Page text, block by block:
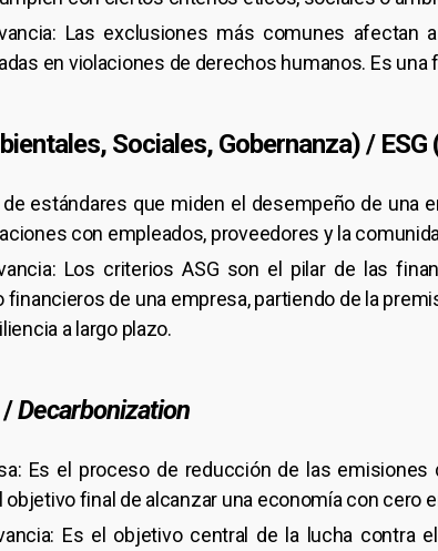
Las exclusiones más comunes
en violaciones de derechos humanos. Es
Sociales, Gobernanza) /
estándares que miden el desempeño de una
con empleados, proveedores y la
Los criterios ASG son el pilar de las
financieros de una empresa, partiendo de la
a largo plazo.
/Decarbonization
Es el proceso de reducción de las
objetivo final de alcanzar una economía con cero
Es el objetivo central de la lucha contra